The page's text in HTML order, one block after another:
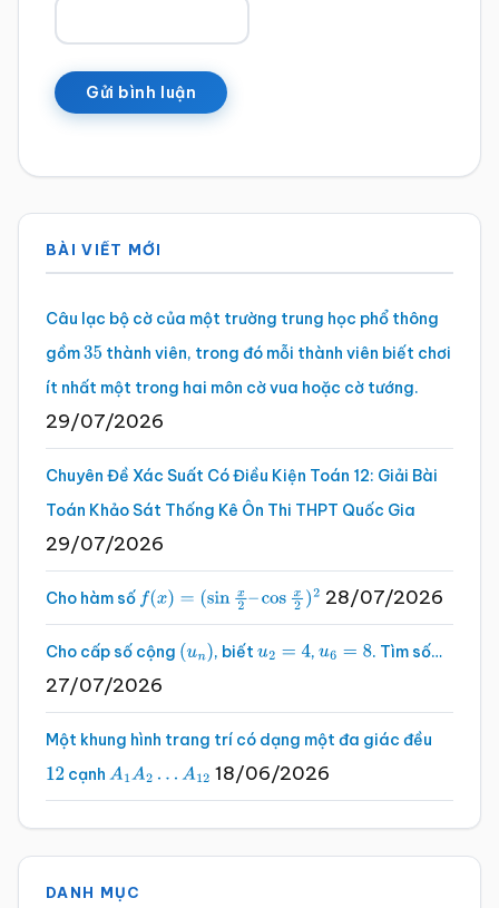
Sidebar
chính
BÀI VIẾT MỚI
Câu lạc bộ cờ của một trường trung học phổ thông
gồm35 thành viên, trong đó mỗi thành viên biết chơi
ít nhất một trong hai môn cờ vua hoặc cờ tướng.
29/07/2026
Chuyên Đề Xác Suất Có Điều Kiện Toán 12: Giải Bài
Toán Khảo Sát Thống Kê Ôn Thi THPT Quốc Gia
29/07/2026
Cho hàm số f(x)=(sinx2 –cosx2 )2 28/07/2026
Cho cấp số cộng (un), biếtu2 =4 , u6 =8 . Tìm số…
27/07/2026
Một khung hình trang trí có dạng một đa giác đều
12 cạnh A1A2…A 12 18/06/2026
DANH MỤC